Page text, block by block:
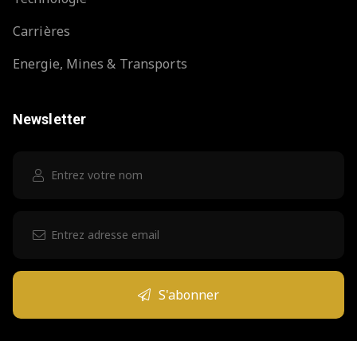
Carrières
Energie, Mines & Transports
Newsletter
S'abonner